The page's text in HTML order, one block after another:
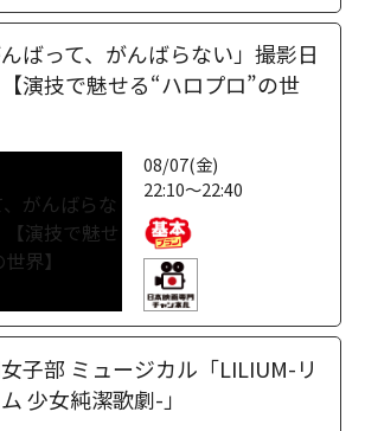
んばって、がんばらない」撮影日
演技で魅せる“ハロプロ”の世
08/07(金)
22:10～22:40
子部 ミュージカル「LILIUM-リ
少女純潔歌劇-」